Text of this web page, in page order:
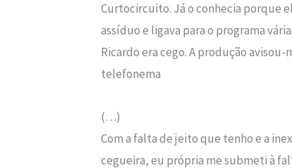
Curtocircuito. Já o conhecia porque
assíduo e ligava para o programa
Ricardo era cego. A produção
telefonema
(…)
Com a falta de jeito que tenho e a
cegueira, eu própria me submeti à